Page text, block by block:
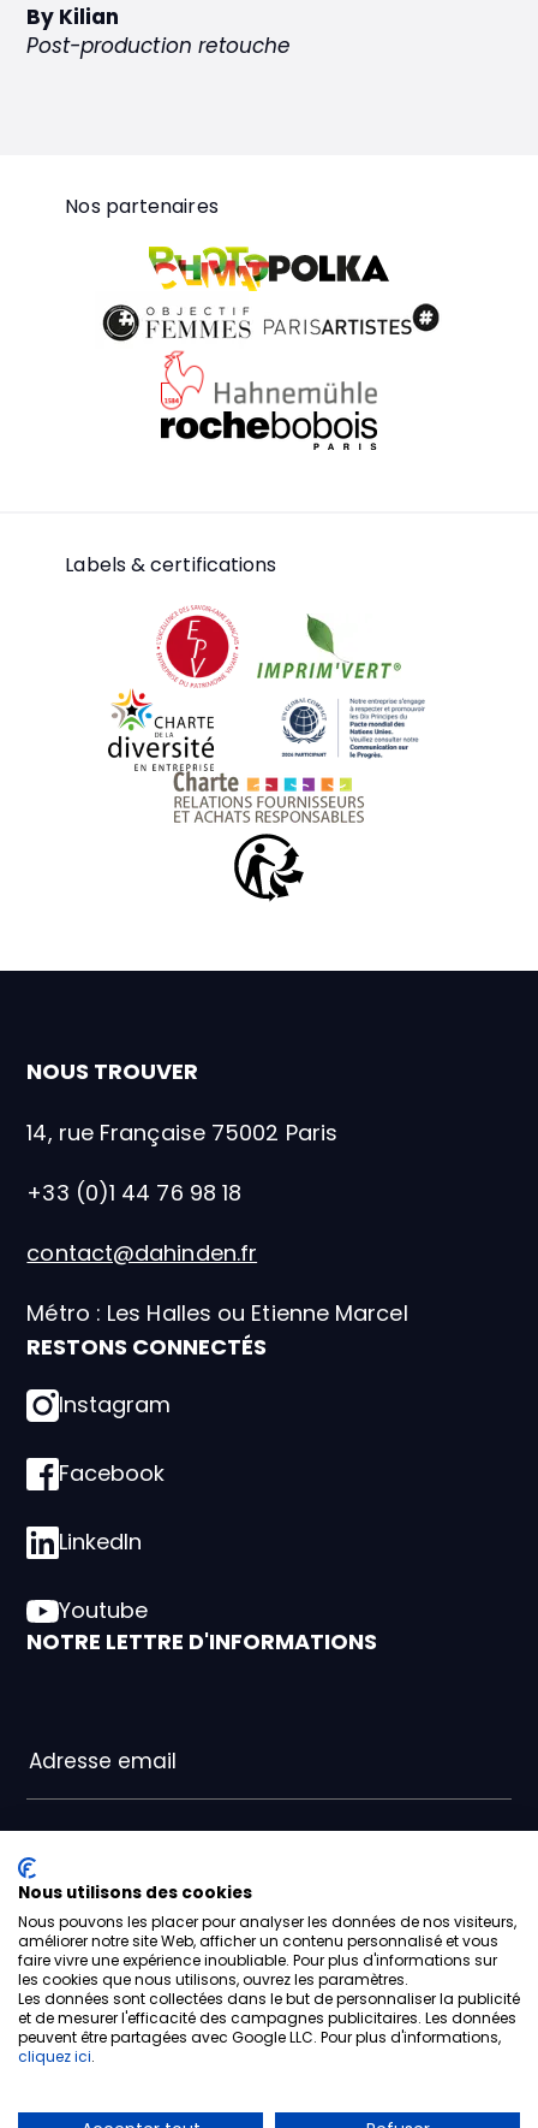
By Kilian
Post-production retouche
Nos partenaires
PhotoclimatPolka
Objectif FemmesParisArtistes
Hahnemühle
RocheBobois
Labels & certifications
Entreprise du patrimoine vivant
Imprim'vert
Charte de la diversitéUN Global
Charte relations
Triman
NOUS TROUVER
14, rue Française 75002 Paris
+33 (0)1 44 76 98 18
contact@dahinden.fr
Métro : Les Halles ou Etienne Marcel
RESTONS CONNECTÉS
Instagram
Facebook
LinkedIn
Youtube
NOTRE LETTRE D'INFORMATIONS
M'ABONNER
Crédits
Nous utilisons des cookies
Nous pouvons les placer pour analyser les données de nos visiteurs,
améliorer notre site Web, afficher un contenu personnalisé et vous
faire vivre une expérience inoubliable. Pour plus d'informations sur
les cookies que nous utilisons, ouvrez les paramètres.
Les données sont collectées dans le but de personnaliser la publicité
et de mesurer l'efficacité des campagnes publicitaires. Les données
peuvent être partagées avec Google LLC. Pour plus d'informations,
cliquez ici.